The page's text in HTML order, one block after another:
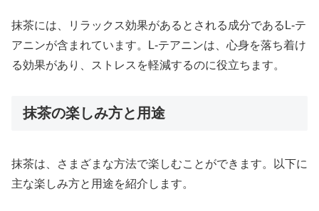
抹茶には、リラックス効果があるとされる成分であるL-テ
アニンが含まれています。L-テアニンは、心身を落ち着け
る効果があり、ストレスを軽減するのに役立ちます。
抹茶の楽しみ方と用途
抹茶は、さまざまな方法で楽しむことができます。以下に
主な楽しみ方と用途を紹介します。